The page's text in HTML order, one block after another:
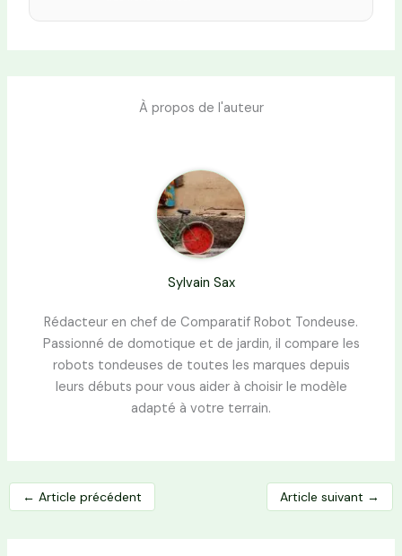
À propos de l'auteur
Sylvain Sax
Rédacteur en chef de Comparatif Robot Tondeuse.
Passionné de domotique et de jardin, il compare les
robots tondeuses de toutes les marques depuis
leurs débuts pour vous aider à choisir le modèle
adapté à votre terrain.
← Article précédent Article suivant →